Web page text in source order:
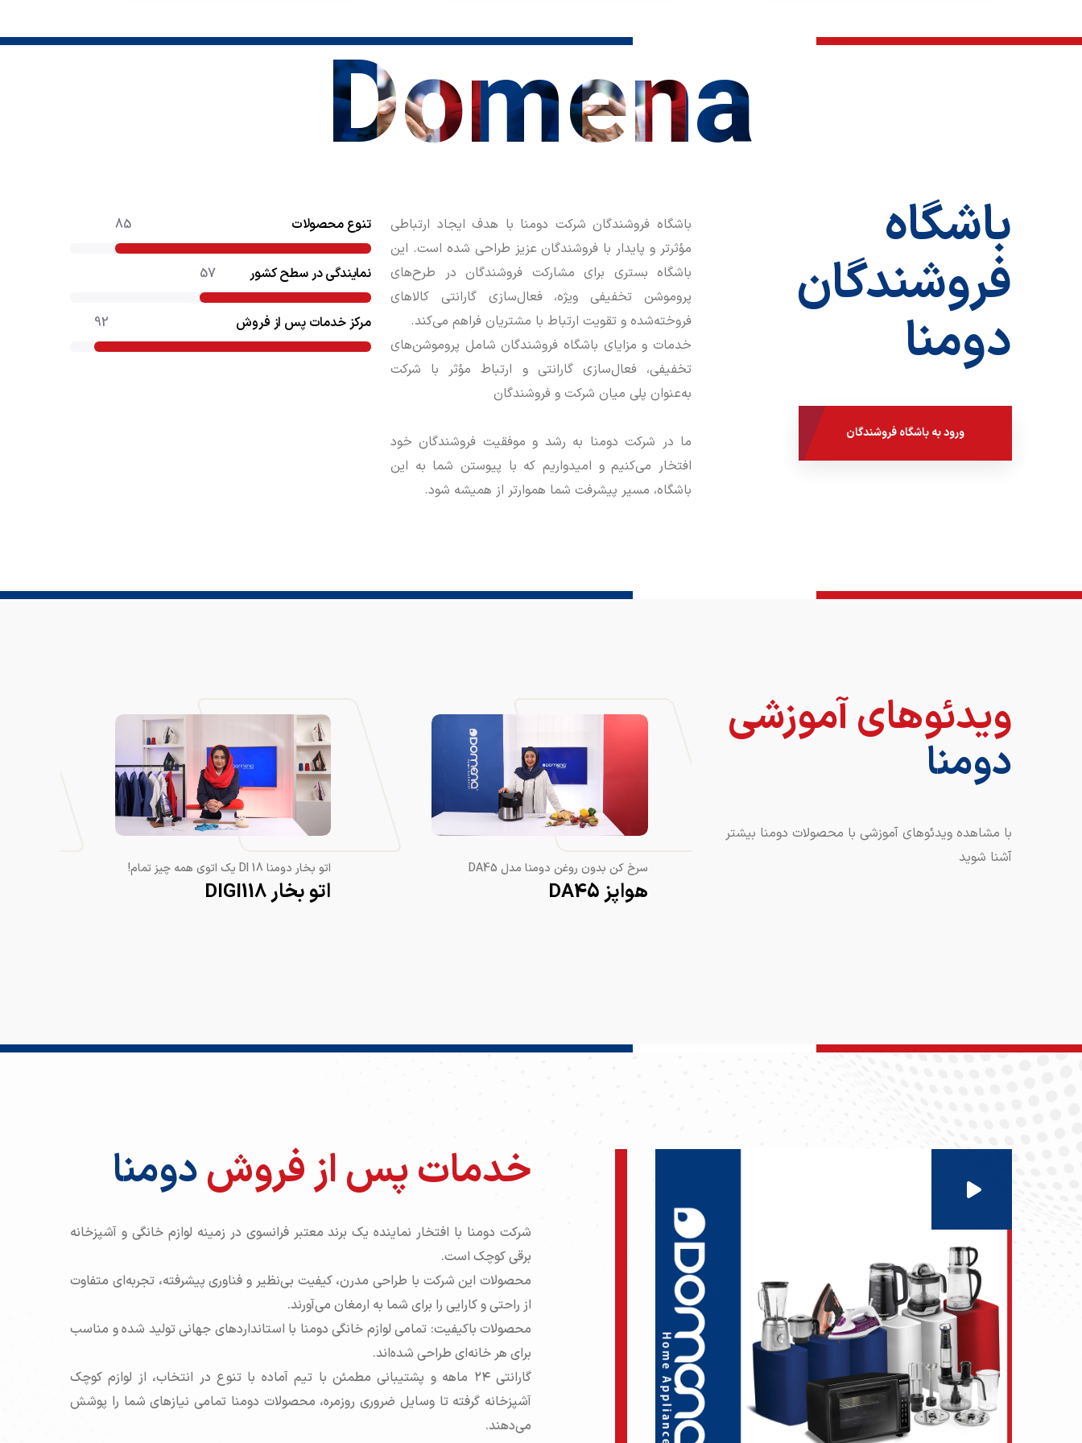
Domena
باشگاه
فروشندگان
دومنا
ورود به باشگاه فروشندگان
باشگاه فروشندگان شرکت دومنا با هدف ایجاد ارتباطی
مؤثرتر و پایدار با فروشندگان عزیز طراحی شده است. این
باشگاه بستری برای مشارکت فروشندگان در طرح‌های
پروموشن تخفیفی ویژه، فعال‌سازی گارانتی کالاهای
فروخته‌شده و تقویت ارتباط با مشتریان فراهم می‌کند.
خدمات و مزایای باشگاه فروشندگان شامل پروموشن‌های
تخفیفی، فعال‌سازی گارانتی و ارتباط مؤثر با شرکت
به‌عنوان پلی میان شرکت و فروشندگان
ما در شرکت دومنا به رشد و موفقیت فروشندگان خود
افتخار می‌کنیم و امیدواریم که با پیوستن شما به این
باشگاه، مسیر پیشرفت شما هموارتر از همیشه شود.
تنوع محصولات 85
نمایندگی در سطح کشور 57
مرکز خدمات پس از فروش 92
سرخ کن بدون روغن دومنا مدل DA45
هواپز DA45
اتو بخار دومنا DI 18 یک اتوی همه چیز تمام!
اتو بخار DIGI118
ویدئوهای آموزشی
دومنا
با مشاهده ویدئوهای آموزشی با محصولات دومنا بیشتر
آشنا شوید
خدمات پس از فروشدومنا
شرکت دومنا با افتخار نماینده یک برند معتبر فرانسوی در زمینه لوازم خانگی و آشپزخانه‌
برقی کوچک است.
محصولات این شرکت با طراحی مدرن، کیفیت بی‌نظیر و فناوری پیشرفته، تجربه‌ای متفاوت
از راحتی و کارایی را برای شما به ارمغان می‌آورند.
محصولات باکیفیت: تمامی لوازم خانگی دومنا با استانداردهای جهانی تولید شده و مناسب
برای هر خانه‌ای طراحی شده‌اند.
گارانتی ۲۴ ماهه و پشتیبانی مطمئن با تیم آماده با تنوع در انتخاب، از لوازم کوچک
آشپزخانه گرفته تا وسایل ضروری روزمره، محصولات دومنا تمامی نیازهای شما را پوشش
می‌دهند.